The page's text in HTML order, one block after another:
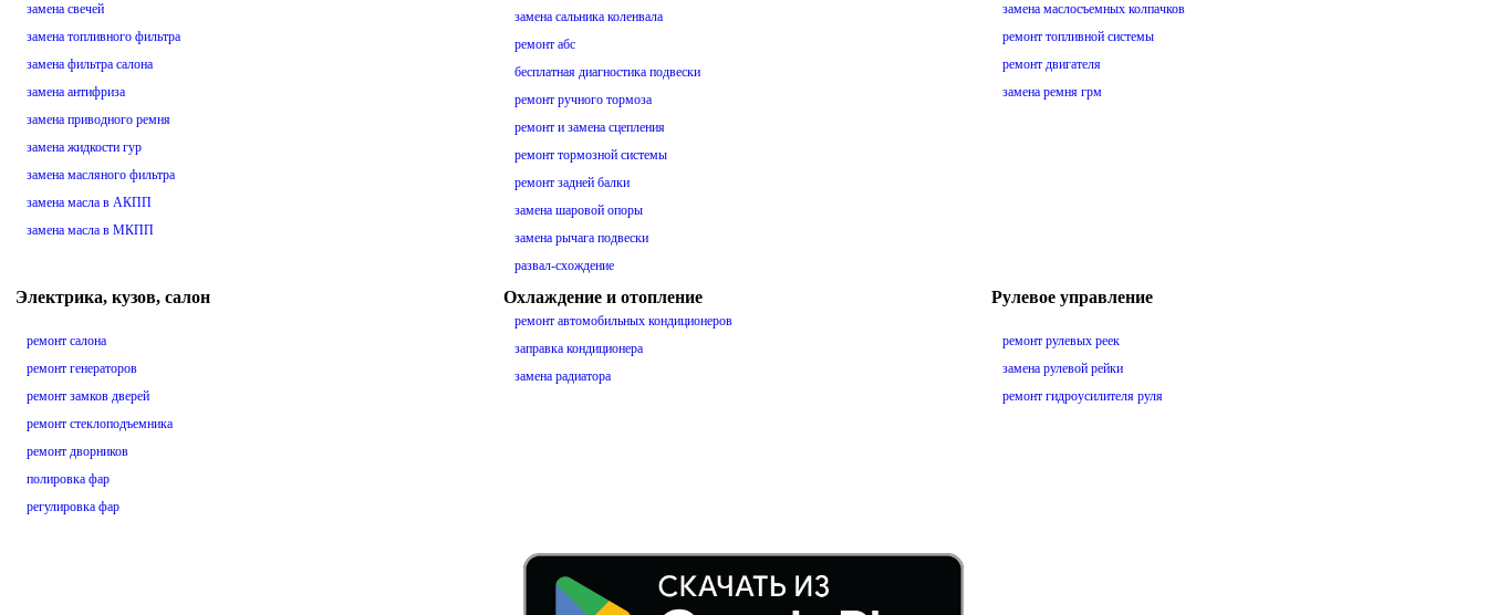
замена свечей
замена топливного фильтра
замена фильтра салона
замена антифриза
замена приводного ремня
замена жидкости гур
замена масляного фильтра
замена масла в АКПП
замена масла в МКПП
замена сальника коленвала
ремонт абс
бесплатная диагностика подвески
ремонт ручного тормоза
ремонт и замена сцепления
ремонт тормозной системы
ремонт задней балки
замена шаровой опоры
замена рычага подвески
развал-схождение
замена маслосъемных колпачков
ремонт топливной системы
ремонт двигателя
замена ремня грм
Электрика, кузов, салон
ремонт салона
ремонт генераторов
ремонт замков дверей
ремонт стеклоподъемника
ремонт дворников
полировка фар
регулировка фар
Охлаждение и отопление
ремонт автомобильных кондиционеров
заправка кондиционера
замена радиатора
Рулевое управление
ремонт рулевых реек
замена рулевой рейки
ремонт гидроусилителя руля